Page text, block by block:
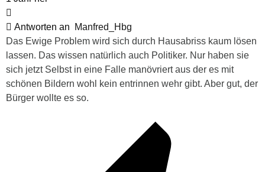
Antworten an
Manfred_Hbg
Das Ewige Problem wird sich durch Hausabriss kaum lösen
lassen. Das wissen natürlich auch Politiker. Nur haben sie
sich jetzt Selbst in eine Falle manövriert aus der es mit
schönen Bildern wohl kein entrinnen wehr gibt. Aber gut, der
Bürger wollte es so.